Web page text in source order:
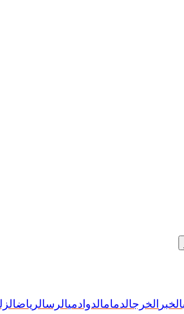
الخبر الخرجالدمامالدوادميالرسالرياض